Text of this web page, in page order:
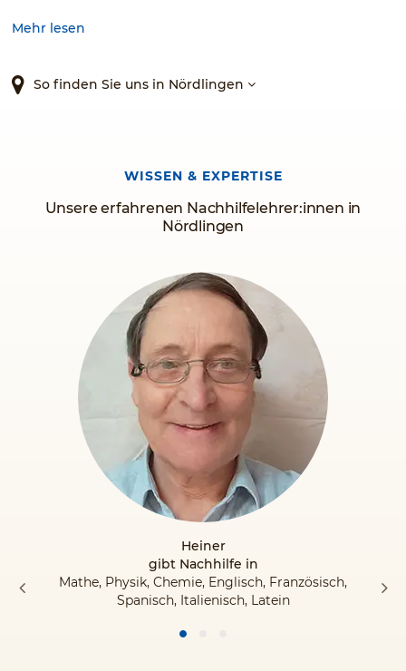
Mehr lesen
So finden Sie uns in Nördlingen
Unsere erfahrenen Nachhilfelehrer:innen in
Nördlingen
WISSEN & EXPERTISE
Heiner
gibt Nachhilfe in
Mathe, Physik, Chemie, Englisch, Französisch,
Spanisch, Italienisch, Latein